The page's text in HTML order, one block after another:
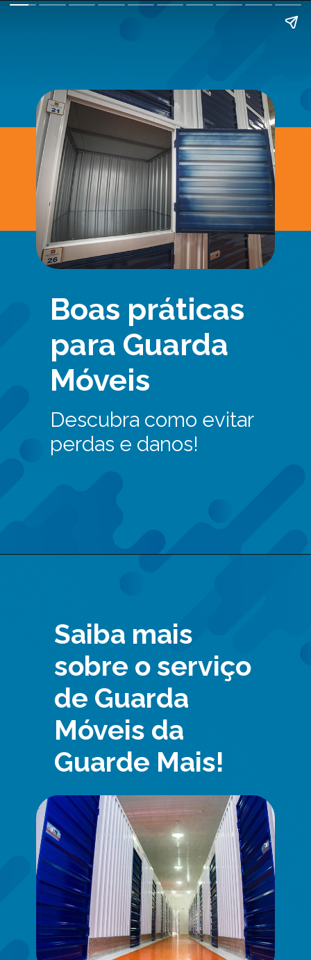
Boas práticas
para Guarda
Móveis
Descubra como evitar
perdas e danos!
Saiba mais
sobre o serviço
de Guarda
Móveis da
Guarde Mais!